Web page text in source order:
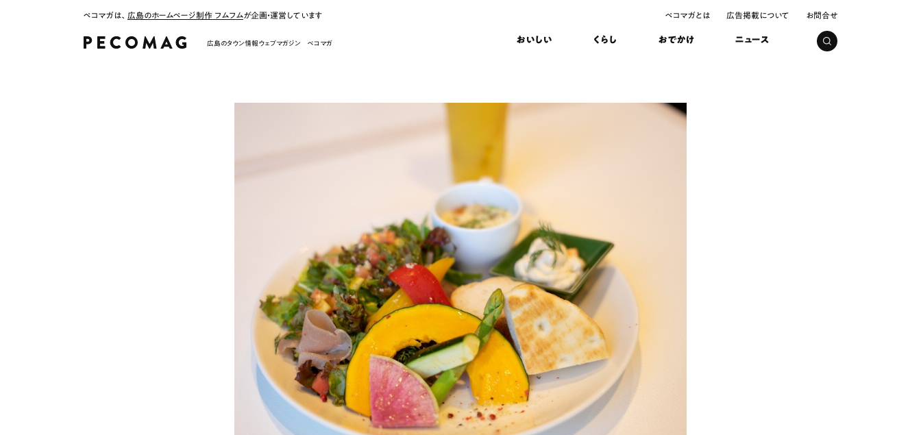
ペコマガは、 広島のホームページ制作 フムフムが企画・運営しています ペコマガとは 広告掲載について お問合せ
広島のタウン情報ウェブマガジン ペコマガ おいしい くらし おでかけ ニュース